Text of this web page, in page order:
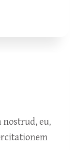
nostrud, eu,